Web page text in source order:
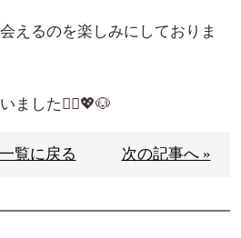
えるのを楽しみにしておりま
ました🙇‍♀️💖🐶
一覧に戻る 次の記事へ »